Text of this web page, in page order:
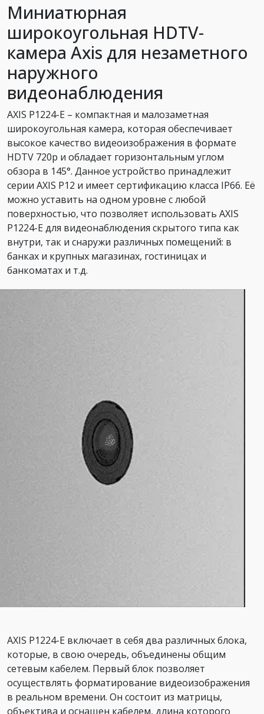
Миниатюрная
широкоугольная HDTV-
камера Axis для незаметного
наружного
видеонаблюдения
AXIS P1224-E – компактная и малозаметная
широкоугольная камера, которая обеспечивает
высокое качество видеоизображения в формате
HDTV 720p и обладает горизонтальным углом
обзора в 145°. Данное устройство принадлежит
серии AXIS P12 и имеет сертификацию класса IP66. Её
можно уставить на одном уровне с любой
поверхностью, что позволяет использовать AXIS
P1224-E для видеонаблюдения скрытого типа как
внутри, так и снаружи различных помещений: в
банках и крупных магазинах, гостиницах и
банкоматах и т.д.
AXIS P1224-E включает в себя два различных блока,
которые, в свою очередь, объединены общим
сетевым кабелем. Первый блок позволяет
осуществлять форматирование видеоизображения
в реальном времени. Он состоит из матрицы,
объектива и оснащен кабелем, длина которого